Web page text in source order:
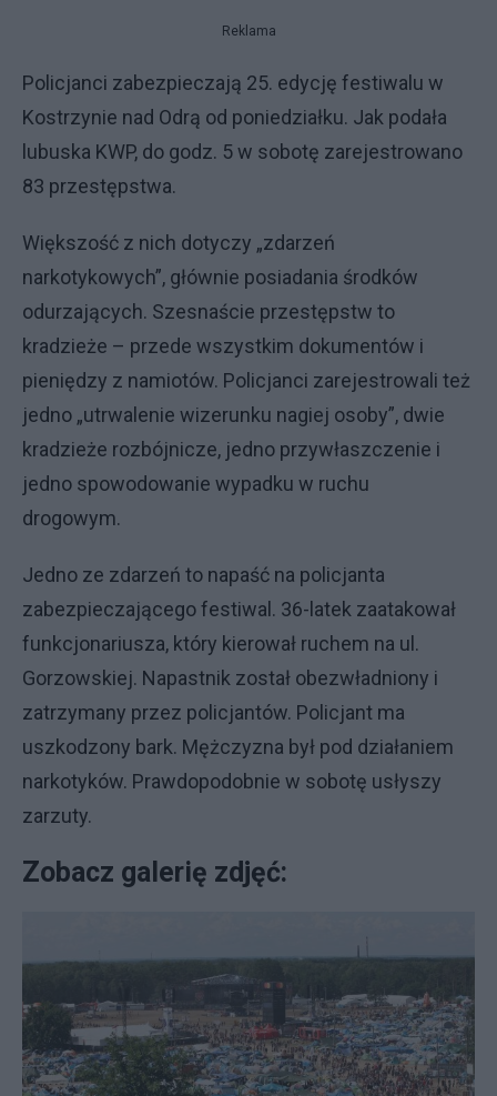
Reklama
Policjanci zabezpieczają 25. edycję festiwalu w
Kostrzynie nad Odrą od poniedziałku. Jak podała
lubuska KWP, do godz. 5 w sobotę zarejestrowano
83 przestępstwa.
Większość z nich dotyczy „zdarzeń
narkotykowych”, głównie posiadania środków
odurzających. Szesnaście przestępstw to
kradzieże – przede wszystkim dokumentów i
pieniędzy z namiotów. Policjanci zarejestrowali też
jedno „utrwalenie wizerunku nagiej osoby”, dwie
kradzieże rozbójnicze, jedno przywłaszczenie i
jedno spowodowanie wypadku w ruchu
drogowym.
Jedno ze zdarzeń to napaść na policjanta
zabezpieczającego festiwal. 36-latek zaatakował
funkcjonariusza, który kierował ruchem na ul.
Gorzowskiej. Napastnik został obezwładniony i
zatrzymany przez policjantów. Policjant ma
uszkodzony bark. Mężczyzna był pod działaniem
narkotyków. Prawdopodobnie w sobotę usłyszy
zarzuty.
Zobacz galerię zdjęć: